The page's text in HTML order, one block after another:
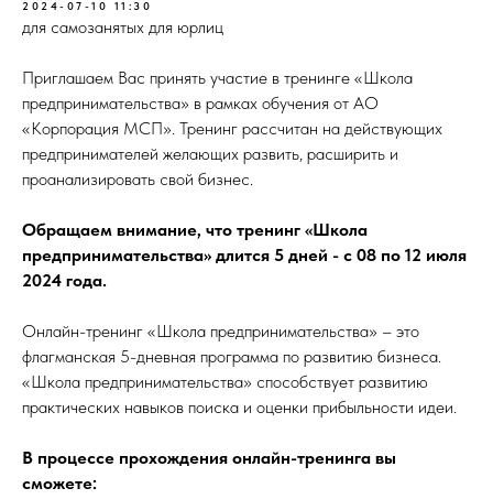
2024-07-10 11:30
для самозанятых для юрлиц
Приглашаем Вас принять участие в тренинге «Школа
предпринимательства» в рамках обучения от АО
«Корпорация МСП». Тренинг рассчитан на действующих
предпринимателей желающих развить, расширить и
проанализировать свой бизнес.
Обращаем внимание, что тренинг «Школа
предпринимательства» длится 5 дней - с 08 по 12 июля
2024 года.
Онлайн-тренинг «Школа предпринимательства» – это
флагманская 5-дневная программа по развитию бизнеса.
«Школа предпринимательства» способствует развитию
практических навыков поиска и оценки прибыльности идеи.
В процессе прохождения онлайн-тренинга вы
сможете: